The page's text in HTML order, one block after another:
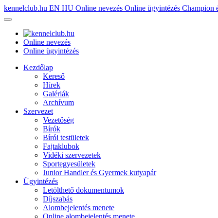
kennelclub.hu EN HU Online nevezés Online ügyintézés Champion
Online nevezés
Online ügyintézés
Kezdőlap
Kereső
Hírek
Galériák
Archívum
Szervezet
Vezetőség
Bírók
Bírói testületek
Fajtaklubok
Vidéki szervezetek
Sportegyesületek
Junior Handler és Gyermek kutyapár
Ügyintézés
Letölthető dokumentumok
Díjszabás
Alombejelentés menete
Online alombejelentés menete